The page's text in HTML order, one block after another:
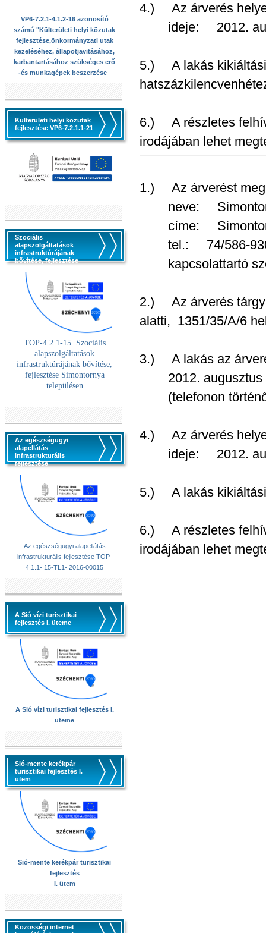
VP6-7.2.1-4.1.2-16 azonosító
számú "Külterületi helyi közutak
fejlesztése,önkormányzati utak
kezeléséhez, állapotjavitásához,
karbantartásához szükséges erő
-és munkagépek beszerzése
Külterületi helyi közutak
fejlesztése VP6-7.2.1.1-21
Szociális
alapszolgáltatások
infrastruktúrájának
bővítése, fejlesztése
TOP-4.2.1-15. Szociális
alapszolgáltatások
infrastruktúrájának bővítése,
fejlesztése Simontornya
településen
Az egészségügyi
alapellátás
infrastrukturális
fejlesztése
Az egészségügyi alapellátás
infrastrukturális fejlesztése TOP-
4.1.1- 15-TL1- 2016-00015
A Sió vízi turisztikai
fejlesztés I. üteme
A Sió vízi turisztikai fejlesztés I.
üteme
Sió-mente kerékpár
turisztikai fejlesztés I.
ütem
Sió-mente kerékpár turisztikai
fejlesztés
I. ütem
Közösségi internet
4.) Az árverés
ideje: 2012.
5.) A lakás kikiáltási
6.) A részletes
irodájában lehet
1.) Az árverést
neve:
címe:
tel.: 74/586-930,
kapcsolattartó
2.) Az árverés
alatti, 1351/35/A/6
3.) A lakás az
2012. augusztus
(telefonon történő
4.) Az árverés
ideje: 2012.
5.) A lakás kikiáltási
6.) A részletes
irodájában lehet